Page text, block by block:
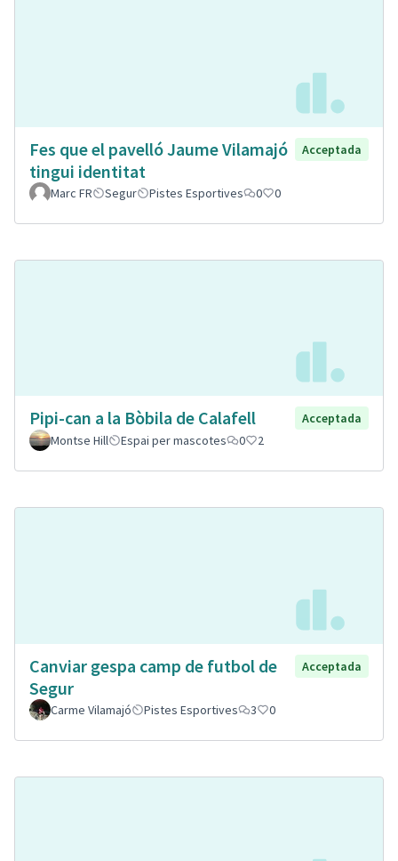
Fes que el pavelló Jaume Vilamajó
tingui identitat
Acceptada
Marc FR Segur Pistes Esportives 0 0
Pipi-can a la Bòbila de Calafell
Acceptada
Montse Hill
Espai per mascotes 0 2
Canviar gespa camp de futbol de
Segur
Acceptada
Carme Vilamajó Pistes Esportives 3 0